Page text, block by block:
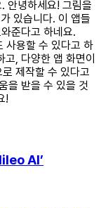
안녕하세요! 그림을
있습니다. 이 앱들
준다고 하네요.
사용할 수 있다고 하
, 다양한 앱 화면이
제작할 수 있다고
을 받을 수 있을 것
!
AI’